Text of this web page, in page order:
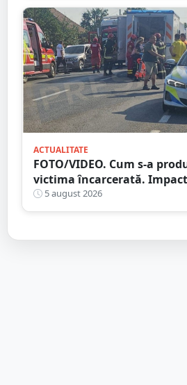
ACTUALITATE
FOTO/VIDEO. Cum s-a
victima încarcerată.
camion și o mașină, pe DN19
5 august 2026